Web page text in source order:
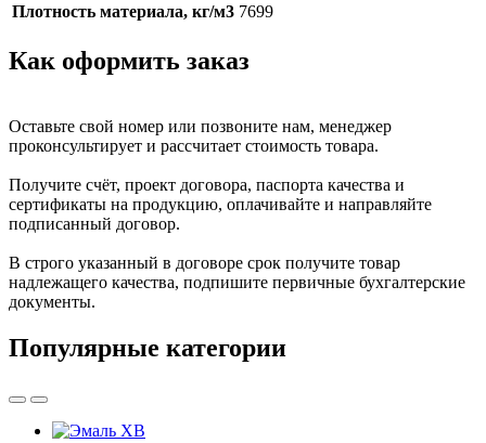
Плотность материала, кг/м3 7699
Как оформить заказ
Оставьте свой номер или позвоните нам, менеджер
проконсультирует и рассчитает стоимость товара.
Получите счёт, проект договора, паспорта качества и
сертификаты на продукцию, оплачивайте и направляйте
подписанный договор.
В строго указанный в договоре срок получите товар
надлежащего качества, подпишите первичные бухгалтерские
документы.
Популярные категории